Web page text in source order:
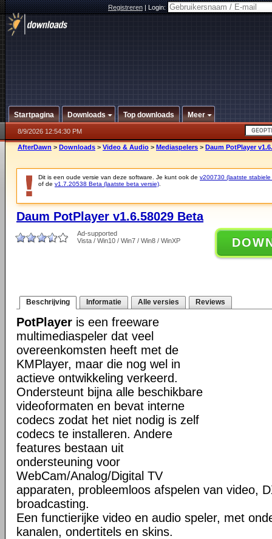
Registreren|Login:
Startpagina Downloads Top downloads Meer
8/9/2026 12:54:30 PM
AfterDawn > Downloads > Video & Audio > Mediaspelers > Daum PotPlayer
Dit is een oude versie van deze software. Je kunt ook de v200730 (laatste stabiele
of de v1.7.20538 Beta (laatste beta versie)
Daum PotPlayer v1.6.58029 Beta
Ad-supported
Vista / Win10 / Win7 / Win8 / WinXP
Beschrijving Informatie Alle versies Reviews
PotPlayer is een freeware
multimediaspeler dat veel
overeenkomsten heeft met de
KMPlayer, maar die nog wel in
actieve ontwikkeling verkeerd.
Ondersteunt bijna alle beschikbare
videoformaten en bevat interne
codecs zodat het niet nodig is zelf
codecs te installeren. Andere
features bestaan uit
ondersteuning voor
WebCam/Analog/Digital TV
apparaten, probleemloos afspelen van video,
broadcasting.
Een functierijke video en audio speler, met
kanalen, ondertitels en skins.